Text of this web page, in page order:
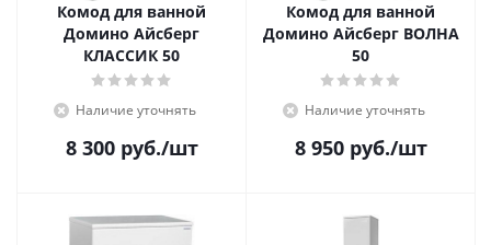
Комод для ванной
Домино Айсберг
КЛАССИК 50
Наличие уточнять
8 300руб./шт
Комод для ванной
Домино Айсберг ВОЛНА
50
Наличие уточнять
8 950руб./шт